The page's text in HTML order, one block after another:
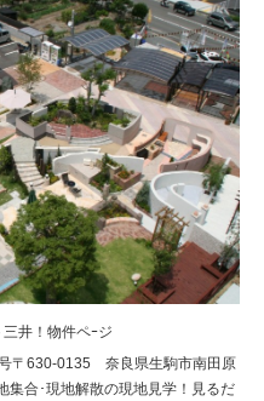
井！物件ペｰジ
〒630-0135 奈良県生駒市南田原
集合･現地解散の現地見学！見るだ